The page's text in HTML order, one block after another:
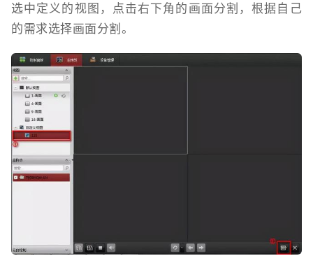
选中定义的视图，点击右下角的画面分割，根据自己
的需求选择画面分割。